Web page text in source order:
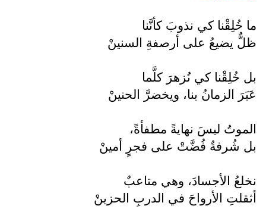
ما خُلِقْنا كي نذوبَ كأنَّنا
ظلٌّ يضيعُ على أرصفةِ السنينْ
بل خُلِقْنا كي نُزهرَ كلَّما
عَبَرَ الزمانُ بنا، ويخضرَّ الحنينْ
الموتُ ليسَ نهايةً مطفأةً،
بل شُرفةٌ فُضَّتْ على فجرٍ أمينْ
نخلعُ الأجسادَ، وهي متاعبٌ
أثقلتِ الأرواحَ في الدربِ الحزينْ